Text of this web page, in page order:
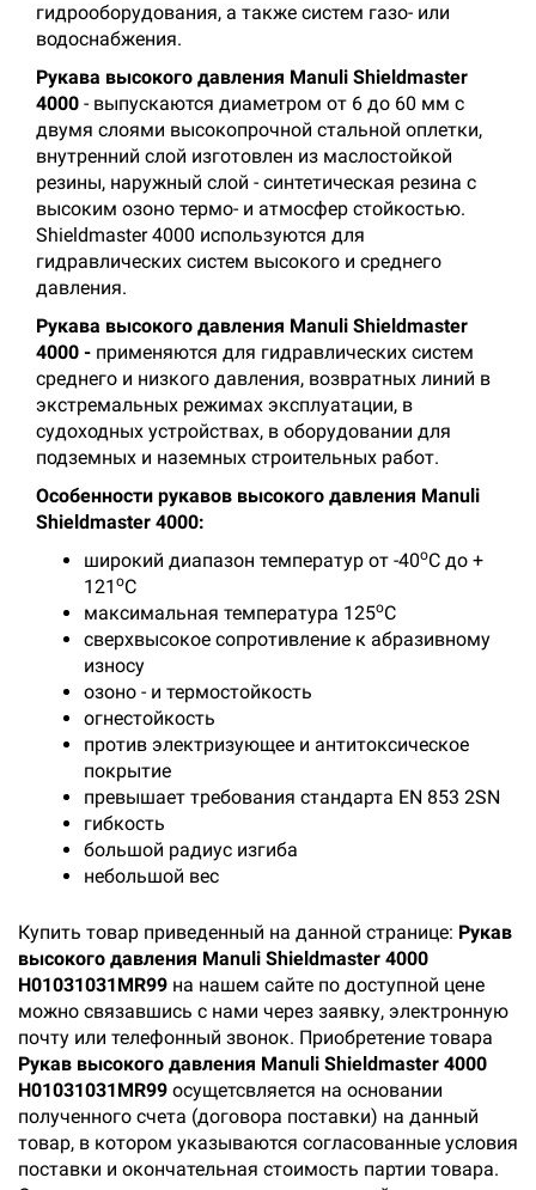
гидрооборудования, а также систем газо- или
водоснабжения.
Рукава высокого давления Manuli Shieldmaster
4000 - выпускаются диаметром от 6 до 60 мм с
двумя слоями высокопрочной стальной оплетки,
внутренний слой изготовлен из маслостойкой
резины, наружный слой - синтетическая резина с
высоким озоно термо- и атмосфер стойкостью.
Shieldmaster 4000 используются для
гидравлических систем высокого и среднего
давления.
Рукава высокого давления Manuli Shieldmaster
4000 - применяются для гидравлических систем
среднего и низкого давления, возвратных линий в
экстремальных режимах эксплуатации, в
судоходных устройствах, в оборудовании для
подземных и наземных строительных работ.
Особенности рукавов высокого давления Manuli
Shieldmaster 4000:
широкий диапазон температур от -40оС до +
121 оС
максимальная температура 125оС
сверхвысокое сопротивление к абразивному
износу
озоно - и термостойкость
огнестойкость
против электризующее и антитоксическое
покрытие
превышает требования стандарта EN 853 2SN
гибкость
большой радиус изгиба
небольшой вес
Купить товар приведенный на данной странице: Рукав
высокого давления Manuli Shieldmaster 4000
H01031031MR99 на нашем сайте по доступной цене
можно связавшись с нами через заявку, электронную
почту или телефонный звонок. Приобретение товара
Рукав высокого давления Manuli Shieldmaster 4000
H01031031MR99 осущетсвляется на основании
полученного счета (договора поставки) на данный
товар, в котором указываются согласованные условия
поставки и окончательная стоимость партии товара.